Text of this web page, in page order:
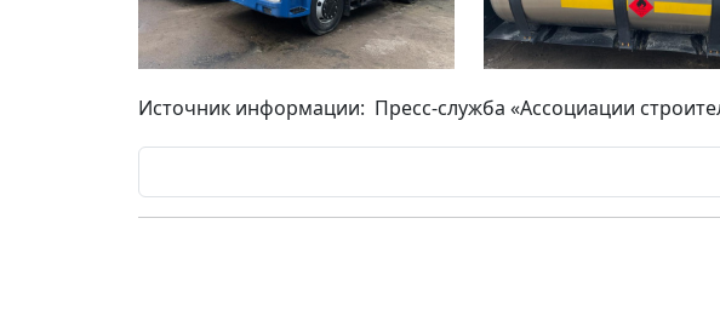
Источник информации: Пресс-служба «Ассоциации